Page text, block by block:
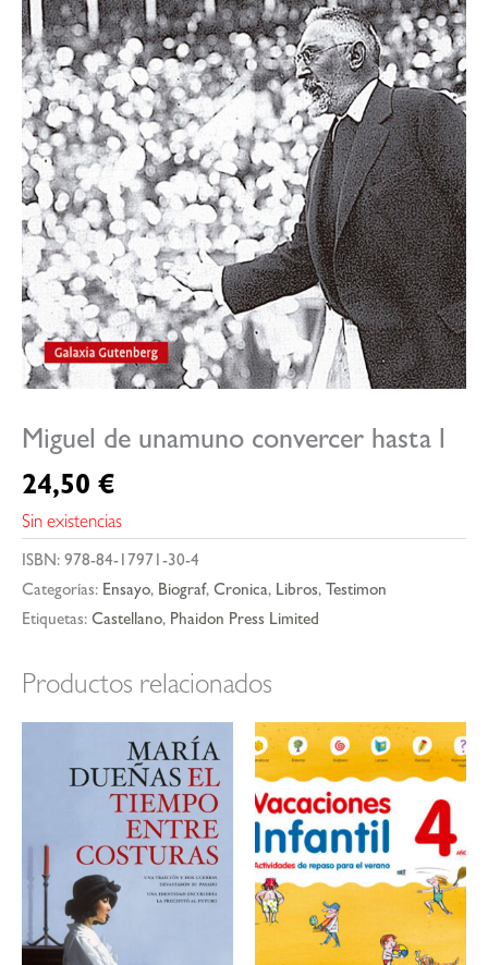
Miguel de unamuno convercer hasta l
24,50 €
Sin existencias
ISBN: 978-84-17971-30-4
Categorías: Ensayo, Biograf, Cronica, Libros, Testimon
Etiquetas: Castellano, Phaidon Press Limited
Productos relacionados